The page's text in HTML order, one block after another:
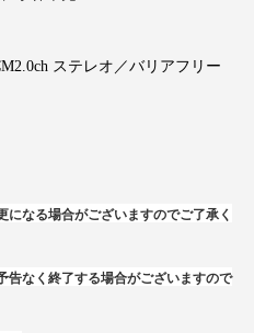
ステレオ／バリアフリー
なる場合がございますのでご了承く
なく終了する場合がございますので